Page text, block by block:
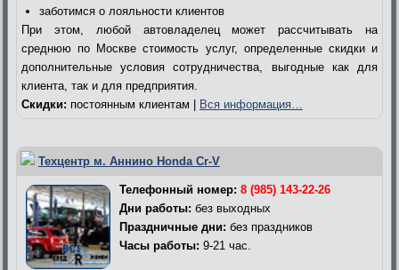
заботимся о лояльности клиентов
При этом, любой автовладелец может рассчитывать на
среднюю по Москве стоимость услуг, определенные скидки и
дополнительные условия сотрудничества, выгодные как для
клиента, так и для предприятия.
Скидки: постоянным клиентам | Вся информация…
Техцентр м. Аннино Honda Cr-V
Телефонный номер: 8 (985) 143-22-26
Дни работы: без выходных
Праздничные дни: без праздников
Часы работы: 9-21 час.